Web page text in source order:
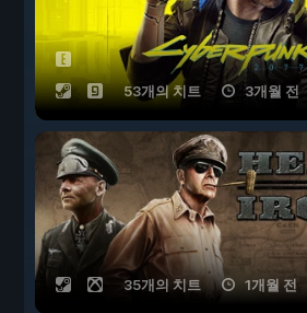
53개의 치트 3개월 전
35개의 치트 1개월 전